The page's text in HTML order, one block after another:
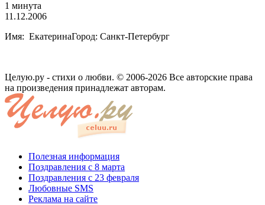
1 минута
11.12.2006
Имя: ЕкатеринаГород: Санкт-Петербург
Целую.ру - стихи о любви. © 2006-2026 Все авторские права
на произведения принадлежат авторам.
Полезная информация
Поздравления с 8 марта
Поздравления с 23 февраля
Любовные SMS
Реклама на сайте